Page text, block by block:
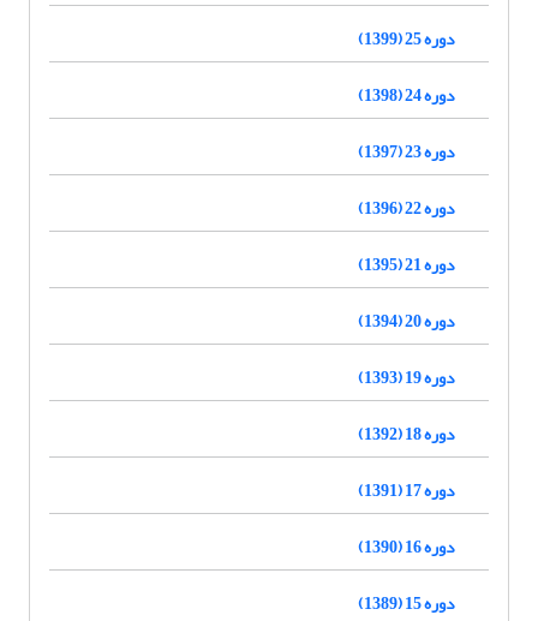
دوره 25 (1399)
دوره 24 (1398)
دوره 23 (1397)
دوره 22 (1396)
دوره 21 (1395)
دوره 20 (1394)
دوره 19 (1393)
دوره 18 (1392)
دوره 17 (1391)
دوره 16 (1390)
دوره 15 (1389)